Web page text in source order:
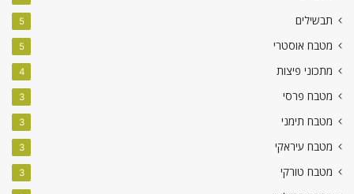
תבשילים 5
מטבח אוסטרי 5
מתכוני פיצות 4
מטבח פרסי 3
מטבח תימני 3
מטבח עיראקי 3
מטבח טורקי 3